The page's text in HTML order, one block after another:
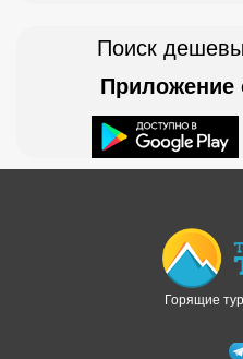
Поиск
Приложение
Горящие